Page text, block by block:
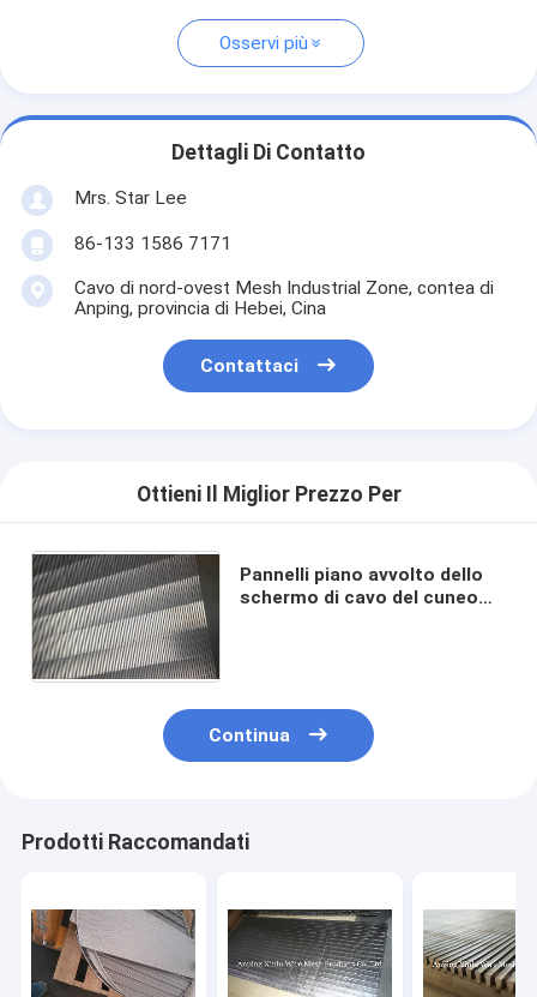
Osservi più
Dettagli Di Contatto
Mrs. Star Lee
86-133 1586 7171
Cavo di nord-ovest Mesh Industrial Zone, contea di
Anping, provincia di Hebei, Cina
Contattaci
Ottieni Il Miglior Prezzo Per
Pannelli piano avvolto dello
schermo di cavo del cuneo
Continua
Prodotti Raccomandati